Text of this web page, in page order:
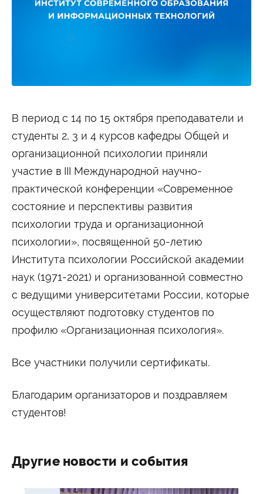
Студенту
Фотогалерея
Второе высшее
Формы обучения
Очная форма обучения
Очно-заочная форма обучения
Мероприятия
Дни открытых дверей
Выездные студенческие мероприятия
Университетские субботы
+7 (495) 795-00-11 +7 (495) 795-00-10
 
Министерство науки и высшего образования
Российской Федерации
В период с 14 по 15 октября преподаватели и
студенты 2, 3 и 4 курсов кафедры Общей и
организационной психологии приняли
участие в III Международной научно-
практической конференции «Современное
состояние и перспективы развития
психологии труда и организационной
психологии», посвященной 50-летию
Института психологии Российской академии
наук (1971-2021) и организованной совместно
с ведущими университетами России, которые
осуществляют подготовку студентов по
профилю «Организационная психология».
Все участники получили сертификаты.
Благодарим организаторов и поздравляем
студентов!
Другие новости и события